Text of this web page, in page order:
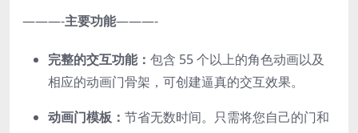
———-主要功能———-
完整的交互功能： 包含 55 个以上的角色动画以及
相应的动画门骨架，可创建逼真的交互效果。
动画门模板： 节省无数时间。只需将您自己的门和